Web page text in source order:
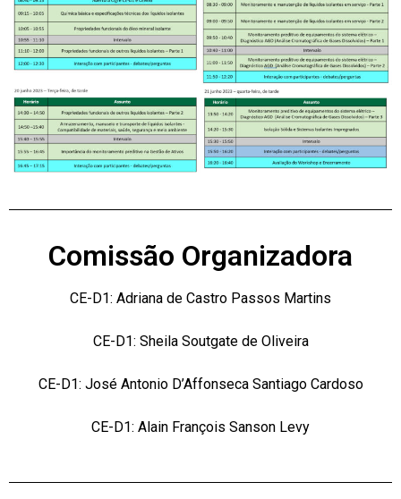
Comissão Organizadora
CE-D1: Adriana de Castro Passos Martins
CE-D1: Sheila Soutgate de Oliveira
CE-D1: José Antonio D’Affonseca Santiago Cardoso
CE-D1: Alain François Sanson Levy